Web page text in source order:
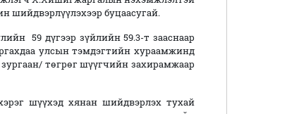
шийдвэрлүүлэхээр буцаасугай.
59 дүгээр зүйлийн 59.3-т зааснаар
улсын тэмдэгтийн хураамжинд
төгрөг шүүгчийн захирамжаар
шүүхэд хянан шийдвэрлэх тухай